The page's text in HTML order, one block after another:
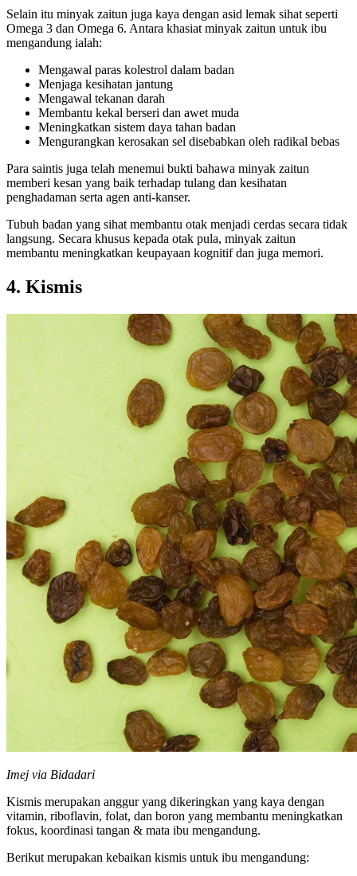
Selain itu minyak zaitun juga kaya dengan asid lemak sihat seperti
Omega 3 dan Omega 6. Antara khasiat minyak zaitun untuk ibu
mengandung ialah:
Mengawal paras kolestrol dalam badan
Menjaga kesihatan jantung
Mengawal tekanan darah
Membantu kekal berseri dan awet muda
Meningkatkan sistem daya tahan badan
Mengurangkan kerosakan sel disebabkan oleh radikal bebas
Para saintis juga telah menemui bukti bahawa minyak zaitun
memberi kesan yang baik terhadap tulang dan kesihatan
penghadaman serta agen anti-kanser.
Tubuh badan yang sihat membantu otak menjadi cerdas secara tidak
langsung. Secara khusus kepada otak pula, minyak zaitun
membantu meningkatkan keupayaan kognitif dan juga memori.
4. Kismis
Imej via Bidadari
Kismis merupakan anggur yang dikeringkan yang kaya dengan
vitamin, riboflavin, folat, dan boron yang membantu meningkatkan
fokus, koordinasi tangan & mata ibu mengandung.
Berikut merupakan kebaikan kismis untuk ibu mengandung: